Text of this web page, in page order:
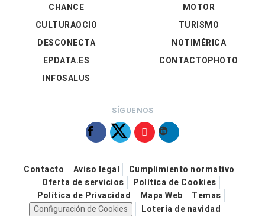
CHANCE
CULTURAOCIO
DESCONECTA
EPDATA.ES
INFOSALUS
MOTOR
TURISMO
NOTIMÉRICA
CONTACTOPHOTO
SÍGUENOS
Contacto Aviso legal
Cumplimiento normativo
Oferta de servicios
Política de Cookies
Política de Privacidad
Mapa Web
Temas
Configuración de Cookies
Loteria de navidad